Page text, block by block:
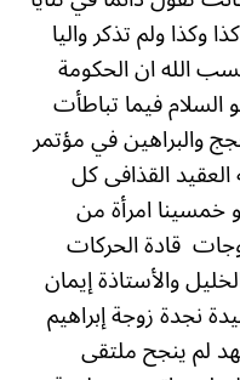
وكذا ولم تذكر واليا
الله ان الحكومة
فيما تباطأت
والبراهين في مؤتمر
القذافى كل
خمسينا امرأة من
قادة الحركات
والأستاذة إيمان
نجدة زوجة إبراهيم
لم ينجح ملتقى